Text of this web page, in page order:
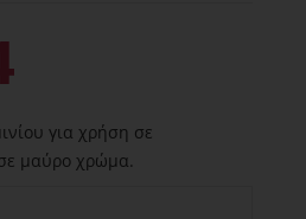
για χρήση σε
μαύρο χρώμα.